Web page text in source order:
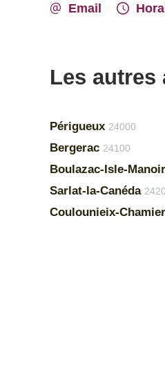
Email
Les autres
Périgueux 24000
Bergerac 24100
Boulazac-Isle-
Sarlat-la-Canéda
Coulounieix-